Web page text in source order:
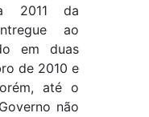
2011 da
ao
em duas
de 2010 e
até o
não